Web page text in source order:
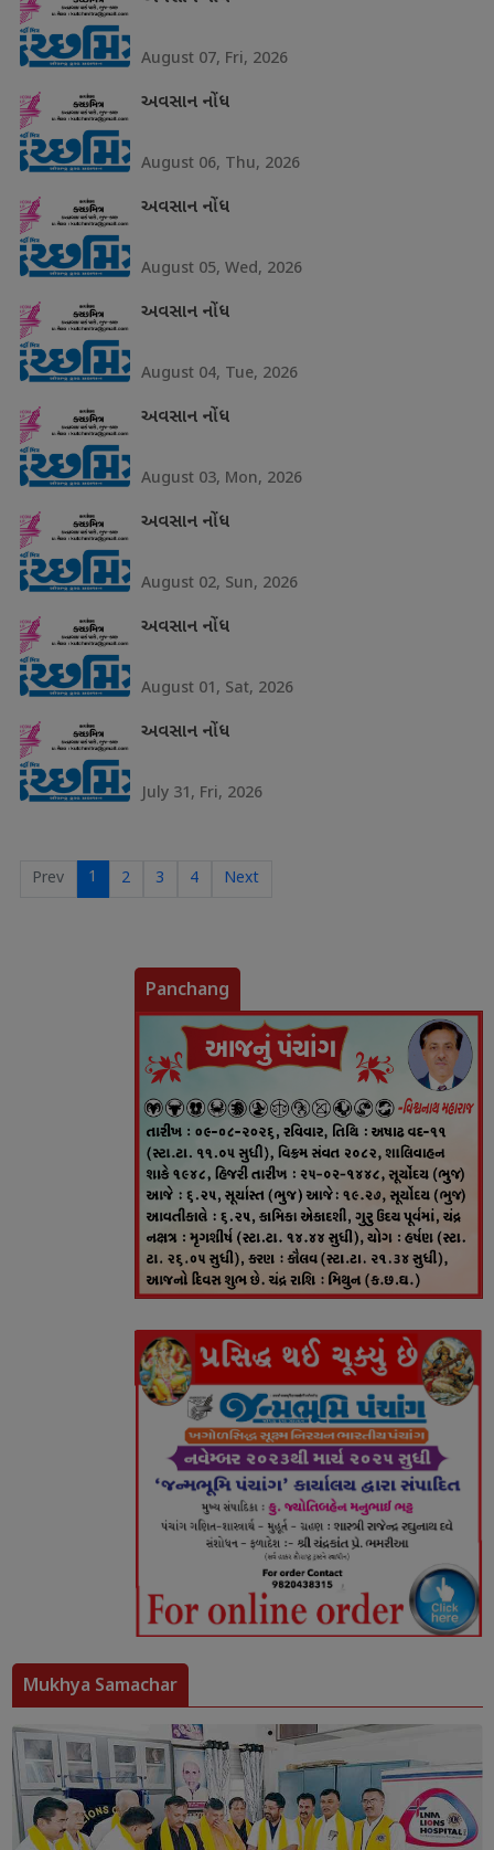
August 07, Fri, 2026
અવસાન નોંધ
August 06, Thu, 2026
અવસાન નોંધ
August 05, Wed, 2026
અવસાન નોંધ
August 04, Tue, 2026
અવસાન નોંધ
August 03, Mon, 2026
અવસાન નોંધ
August 02, Sun, 2026
અવસાન નોંધ
August 01, Sat, 2026
અવસાન નોંધ
July 31, Fri, 2026
Prev 1 2 3 4 Next
Panchang
Mukhya Samachar